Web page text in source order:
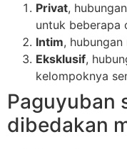
Privat,
untuk beberapa
Intim, hubungan
Eksklusif,
kelompoknya
Paguyuban
dibedakan